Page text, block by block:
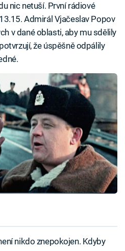
nic netuší. První rádiové
Admirál Vjačeslav Popov
v dané oblasti, aby mu sdělily
že úspěšně odpálily
nikdo znepokojen. Kdyby